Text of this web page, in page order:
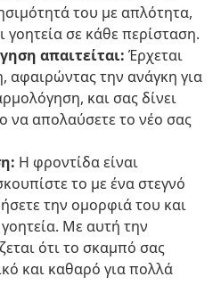
του με απλότητα,
γοητεία σε κάθε περίσταση.
απαιτείται: Έρχεται
αφαιρώντας την ανάγκη για
και σας δίνει
να απολαύσετε το νέο σας
Η φροντίδα είναι
το με ένα στεγνό
την ομορφιά του και
Με αυτή την
ότι το σκαμπό σας
και καθαρό για πολλά